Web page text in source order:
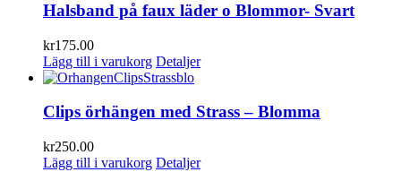
Halsband på faux läder o Blommor- Svart
kr175.00
Lägg till i varukorg Detaljer
Clips örhängen med Strass – Blomma
kr250.00
Lägg till i varukorg Detaljer